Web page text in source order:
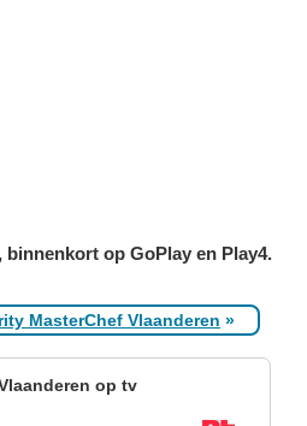
op GoPlay en Play4.
MasterChef Vlaanderen »
op tv